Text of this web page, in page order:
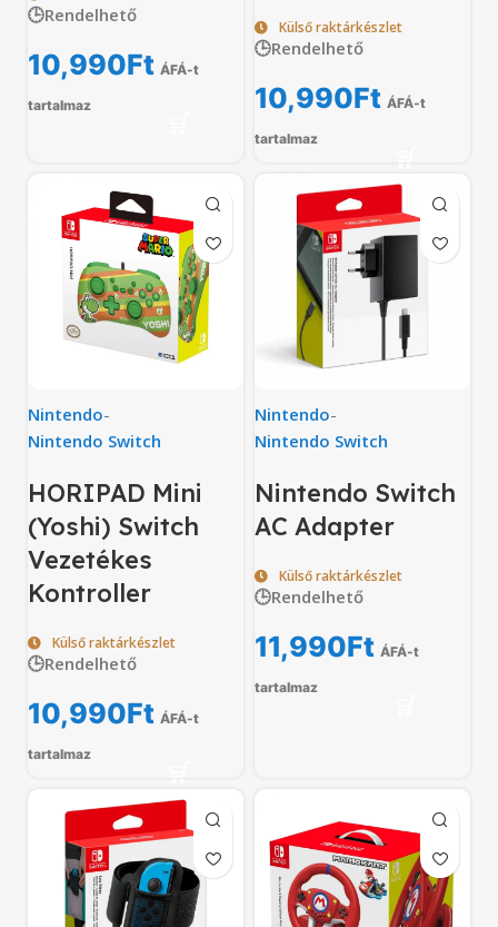
🕒Rendelhető
10,990Ft ÁFÁ-t
tartalmaz
Külső raktárkészlet
🕒Rendelhető
10,990Ft ÁFÁ-t
tartalmaz
Nintendo-
Nintendo Switch
HORIPAD Mini
(Yoshi) Switch
Vezetékes
Kontroller
Külső raktárkészlet
🕒Rendelhető
10,990Ft ÁFÁ-t
tartalmaz
Nintendo-
Nintendo Switch
Nintendo Switch
AC Adapter
Külső raktárkészlet
🕒Rendelhető
11,990Ft ÁFÁ-t
tartalmaz